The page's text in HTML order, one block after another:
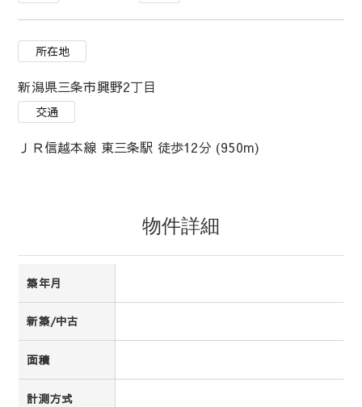
所在地
新潟県三条市興野2丁目
交通
ＪＲ信越本線 東三条駅 徒歩12分 (950m)
物件詳細
築年月
新築/中古
面積
計測方式